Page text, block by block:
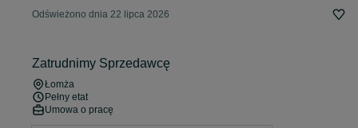
Odświeżono dnia 22 lipca 2026
Zatrudnimy Sprzedawcę
Łomża
Pełny etat
Umowa o pracę